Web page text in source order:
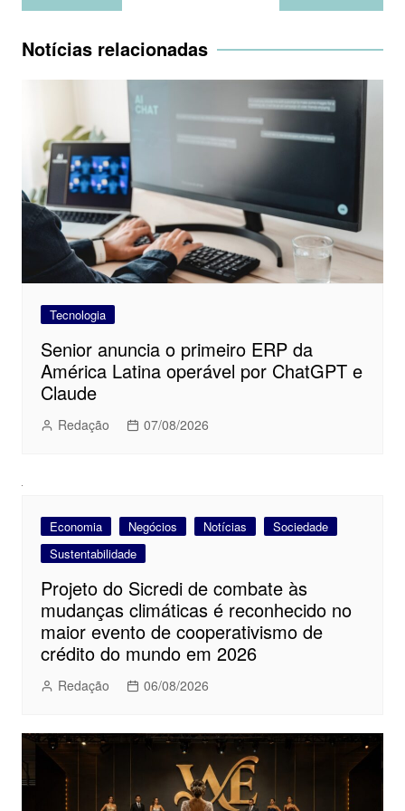
de
Post
Notícias relacionadas
Tecnologia
Senior anuncia o primeiro ERP da
América Latina operável por ChatGPT e
Claude
Redação 07/08/2026
Economia Negócios Notícias
Sociedade
Sustentabilidade
Projeto do Sicredi de combate às
mudanças climáticas é reconhecido no
maior evento de cooperativismo de
crédito do mundo em 2026
Redação 06/08/2026